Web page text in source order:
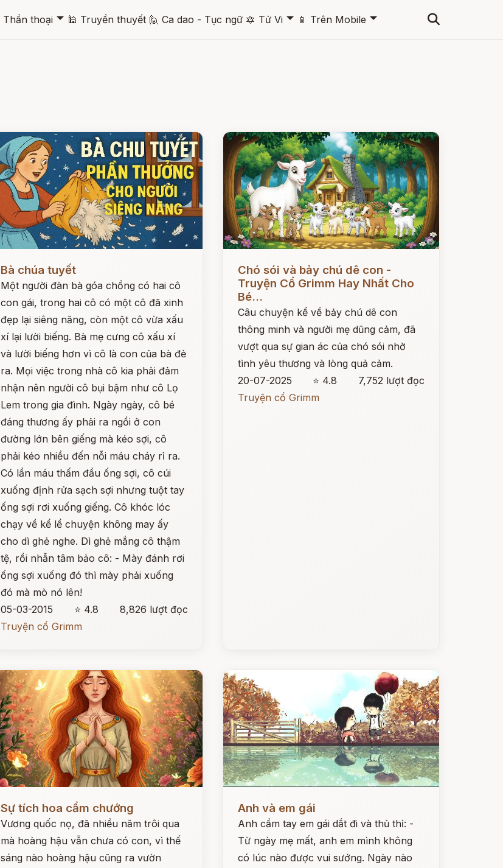
Thần thoại 🞃 🕌 Truyền thuyết 🙋 Ca dao - Tục ngữ 🔯 Tử Vi 🞃 📱 Trên Mobile 🞃
Bà chúa tuyết
Một người đàn bà góa chồng có hai cô
con gái, trong hai cô có một cô đã xinh
đẹp lại siêng năng, còn một cô vừa xấu
xí lại lười biếng. Bà mẹ cưng cô xấu xí
và lười biếng hơn vì cô là con của bà đẻ
ra. Mọi việc trong nhà cô kia phải đảm
nhận nên người cô bụi bậm như cô Lọ
Lem trong gia đình. Ngày ngày, cô bé
đáng thương ấy phải ra ngồi ở con
đường lớn bên giếng mà kéo sợi, cô
phải kéo nhiều đến nỗi máu cháy rỉ ra.
Có lần máu thấm đầu ống sợi, cô cúi
xuống định rửa sạch sợi nhưng tuột tay
ống sợi rơi xuống giếng. Cô khóc lóc
chạy về kể lể chuyện không may ấy
cho dì ghẻ nghe. Dì ghẻ mắng cô thậm
tệ, rồi nhẫn tâm bảo cô: - Mày đánh rơi
ống sợi xuống đó thì mày phải xuống
đó mà mò nó lên!
05-03-2015
⭐ 4.8
8,826 lượt đọc
Truyện cổ Grimm
Chó sói và bảy chú dê con -
Truyện Cổ Grimm Hay Nhất Cho
Bé...
Câu chuyện kể về bảy chú dê con
thông minh và người mẹ dũng cảm, đã
vượt qua sự gian ác của chó sói nhờ
tình yêu thương và lòng quả cảm.
20-07-2025
⭐ 4.8
7,752 lượt đọc
Truyện cổ Grimm
Sự tích hoa cẩm chướng
Vương quốc nọ, đã nhiều năm trôi qua
mà hoàng hậu vẫn chưa có con, vì thế
sáng nào hoàng hậu cũng ra vườn
Anh và em gái
Anh cầm tay em gái dắt đi và thủ thỉ: -
Từ ngày mẹ mất, anh em mình không
có lúc nào được vui sướng. Ngày nào